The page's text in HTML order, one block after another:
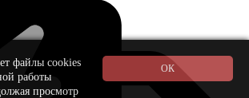
файлы cookies
работы
просмотр